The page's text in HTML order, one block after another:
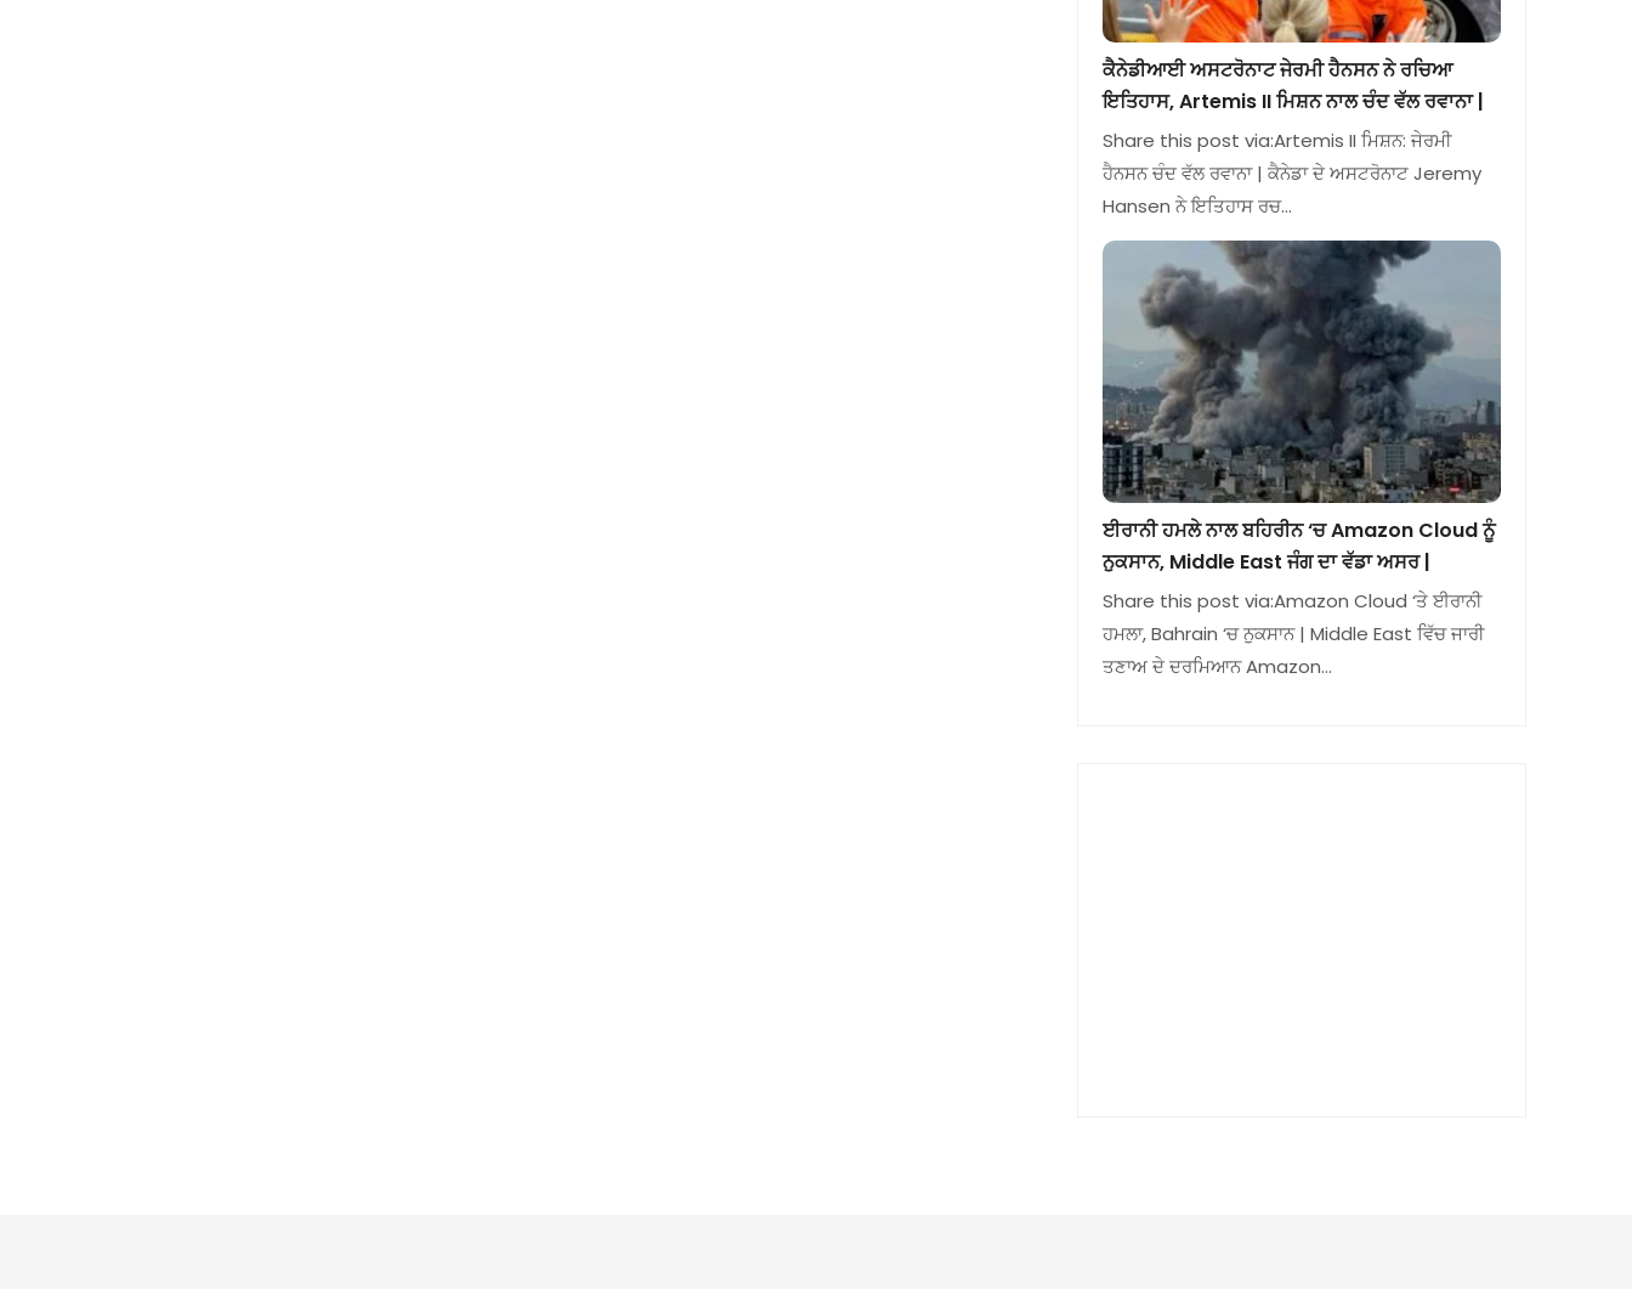
ਕੈਨੇਡੀਆਈ ਅਸਟਰੋਨਾਟ ਜੇਰਮੀ ਹੈਨਸਨ ਨੇ ਰਚਿਆ
ਇਤਿਹਾਸ, Artemis II ਮਿਸ਼ਨ ਨਾਲ ਚੰਦ ਵੱਲ ਰਵਾਨਾ |
Share this post via:Artemis II ਮਿਸ਼ਨ: ਜੇਰਮੀ
ਹੈਨਸਨ ਚੰਦ ਵੱਲ ਰਵਾਨਾ | ਕੈਨੇਡਾ ਦੇ ਅਸਟਰੋਨਾਟ Jeremy
Hansen ਨੇ ਇਤਿਹਾਸ ਰਚ…
ਈਰਾਨੀ ਹਮਲੇ ਨਾਲ ਬਹਿਰੀਨ ‘ਚ Amazon Cloud ਨੂੰ
ਨੁਕਸਾਨ, Middle East ਜੰਗ ਦਾ ਵੱਡਾ ਅਸਰ |
Share this post via:Amazon Cloud ‘ਤੇ ਈਰਾਨੀ
ਹਮਲਾ, Bahrain ‘ਚ ਨੁਕਸਾਨ | Middle East ਵਿੱਚ ਜਾਰੀ
ਤਣਾਅ ਦੇ ਦਰਮਿਆਨ Amazon…